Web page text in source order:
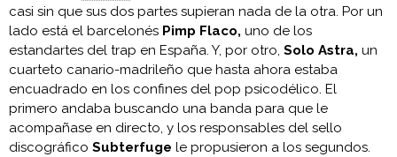
casi sin que sus dos partes supieran nada de la otra. Por un
lado está el barcelonés Pimp Flaco, uno de los
estandartes del trap en España. Y, por otro, Solo Astra, un
cuarteto canario-madrileño que hasta ahora estaba
encuadrado en los confines del pop psicodélico. El
primero andaba buscando una banda para que le
acompañase en directo, y los responsables del sello
discográfico Subterfuge le propusieron a los segundos.